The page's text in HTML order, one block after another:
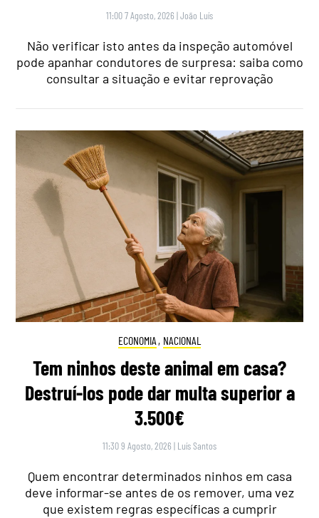
11:00 7 Agosto, 2026 |João Luís
Não verificar isto antes da inspeção automóvel
pode apanhar condutores de surpresa: saiba como
consultar a situação e evitar reprovação
ECONOMIA , NACIONAL
Tem ninhos deste animal em casa?
Destruí-los pode dar multa superior a
3.500€
11:30 9 Agosto, 2026 | Luís Santos
Quem encontrar determinados ninhos em casa
deve informar-se antes de os remover, uma vez
que existem regras específicas a cumprir